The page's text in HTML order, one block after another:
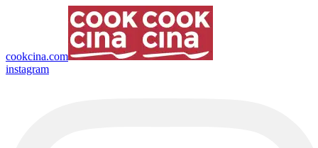
cookcina.com
instagram